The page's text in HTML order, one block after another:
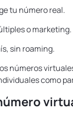
tu número real.
o marketing.
sin roaming.
números
como